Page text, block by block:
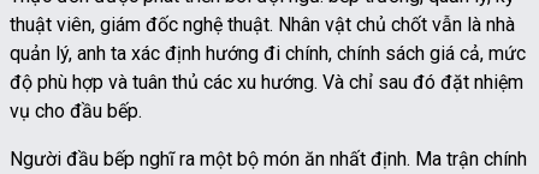
thuật viên, giám đốc nghệ thuật. Nhân vật chủ chốt vẫn là nhà
quản lý, anh ta xác định hướng đi chính, chính sách giá cả, mức
độ phù hợp và tuân thủ các xu hướng. Và chỉ sau đó đặt nhiệm
vụ cho đầu bếp.
Người đầu bếp nghĩ ra một bộ món ăn nhất định. Ma trận chính